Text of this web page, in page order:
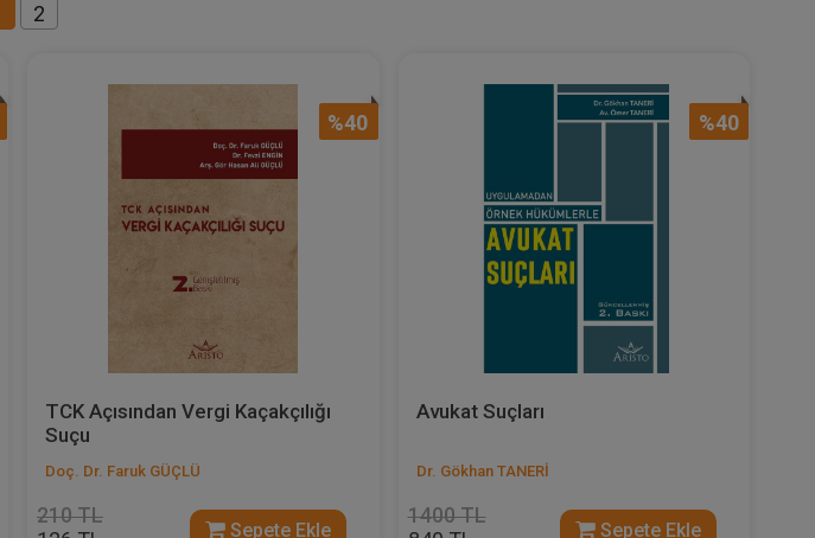
2
%40
TCK Açısından Vergi Kaçakçılığı
Suçu
Doç. Dr. Faruk GÜÇLÜ
210 TL
Sepete Ekle
%40
Avukat Suçları
Dr. Gökhan TANERİ
1400 TL
Sepete Ekle